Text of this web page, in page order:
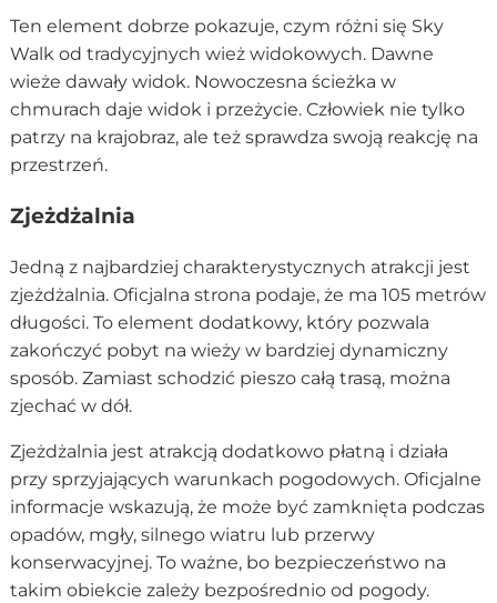
Ten element dobrze pokazuje, czym różni się Sky
Walk od tradycyjnych wież widokowych. Dawne
wieże dawały widok. Nowoczesna ścieżka w
chmurach daje widok i przeżycie. Człowiek nie tylko
patrzy na krajobraz, ale też sprawdza swoją reakcję na
przestrzeń.
Zjeżdżalnia
Jedną z najbardziej charakterystycznych atrakcji jest
zjeżdżalnia. Oficjalna strona podaje, że ma 105 metrów
długości. To element dodatkowy, który pozwala
zakończyć pobyt na wieży w bardziej dynamiczny
sposób. Zamiast schodzić pieszo całą trasą, można
zjechać w dół.
Zjeżdżalnia jest atrakcją dodatkowo płatną i działa
przy sprzyjających warunkach pogodowych. Oficjalne
informacje wskazują, że może być zamknięta podczas
opadów, mgły, silnego wiatru lub przerwy
konserwacyjnej. To ważne, bo bezpieczeństwo na
takim obiekcie zależy bezpośrednio od pogody.